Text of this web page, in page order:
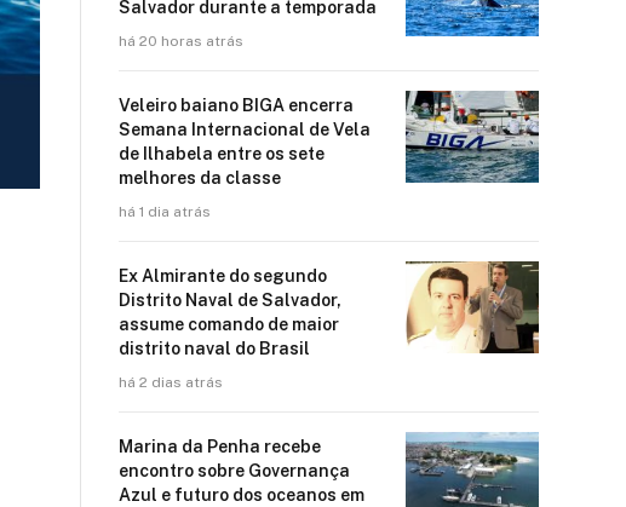
Salvador durante a temporada
há 20 horas atrás
Veleiro baiano BIGA encerra
Semana Internacional de Vela
de Ilhabela entre os sete
melhores da classe
há 1 dia atrás
Ex Almirante do segundo
Distrito Naval de Salvador,
assume comando de maior
distrito naval do Brasil
há 2 dias atrás
Marina da Penha recebe
encontro sobre Governança
Azul e futuro dos oceanos em